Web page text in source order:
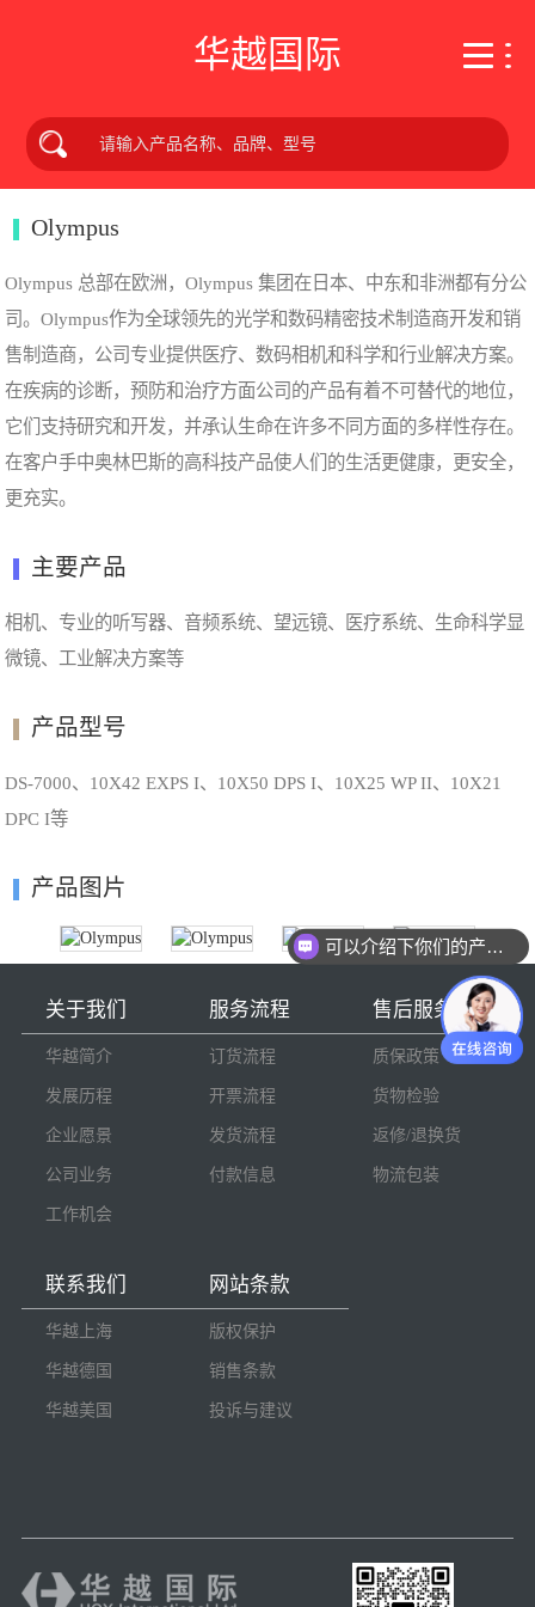
华越国际
Olympus
Olympus 总部在欧洲，Olympus 集团在日本、中东和非洲都有分公
司。Olympus作为全球领先的光学和数码精密技术制造商开发和销
售制造商，公司专业提供医疗、数码相机和科学和行业解决方案。
在疾病的诊断，预防和治疗方面公司的产品有着不可替代的地位，
它们支持研究和开发，并承认生命在许多不同方面的多样性存在。
在客户手中奥林巴斯的高科技产品使人们的生活更健康，更安全，
更充实。
主要产品
相机、专业的听写器、音频系统、望远镜、医疗系统、生命科学显
微镜、工业解决方案等
产品型号
DS-7000、10X42 EXPS I、10X50 DPS I、10X25 WP II、10X21
DPC I等
产品图片
关于我们
华越简介
发展历程
企业愿景
公司业务
工作机会
服务流程
订货流程
开票流程
发货流程
付款信息
售后服务
质保政策
货物检验
返修/退换货
物流包装
联系我们
华越上海
华越德国
华越美国
网站条款
版权保护
销售条款
投诉与建议
可以介绍下你们的产品么